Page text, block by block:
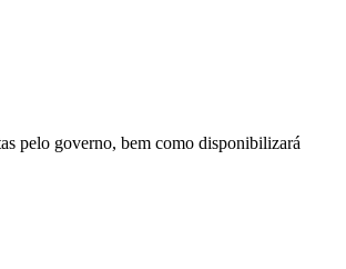
pelo governo, bem como disponibilizará